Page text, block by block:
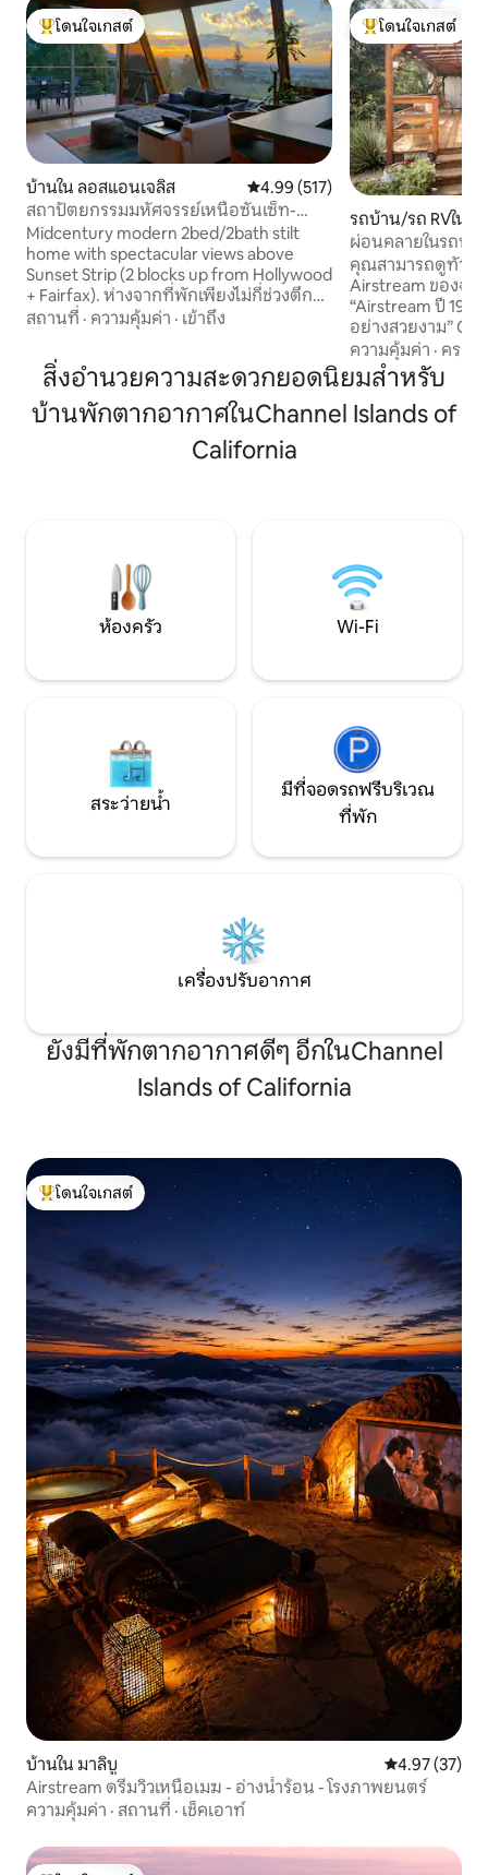
โดนใจเกสต์ที่สุด
โดนใจเกสต์
บ้านใน ลอสแอนเจลิส คะแนนเฉลี่ย 4.99 จาก 5, 517 รีวิว
4.99 (517)
สถาปัตยกรรมมหัศจรรย์เหนือซันเซ็ท-
เวสต์ฮอลลีวูดพรโมทวิว
Midcentury modern 2bed/2bath stilt
home with spectacular views above
Sunset Strip (2 blocks up from Hollywood
+ Fairfax). ห่างจากที่พักเพียงไม่กี่ช่วงตึก
แต่มีความเป็นส่วนตัวและเงียบสงบมาก การ
ระบบความร้อน/เครื่องปรับอากาศ 1
Giga/SEC Wi-Fi แบบมีสาย + ออกพร้อม
ลำโพง 11 ตัวโปรเจคเตอร์ภาพยนตร์ + ทีวี 4
เครื่อง 2 เครื่อง (Netflix ฟรี HBOMax และ
AppleTV +) ที่จอดรถ 2 คันพร้อมที่ชาร์จ
สถานที่ · ความคุ้มค่า · เข้าถึง
โดนใจเกสต์ที่สุด
โดนใจเกสต์
รถบ้าน/รถ RVใน
ผ่อนคลายในรถบ้า
เอกลักษณ์ในฟาร์
คุณสามารถดูทัวร์
Airstream ของฉัน
“Airstream ปี
อย่างสวยงาม” Condé Nest Traveler
Magazine ท็อป 40
แคลิฟอร์เนีย! พื้นที่ส่วนตัวของคุณเอง เริ่ม
ต้นฝันถึงแคลิฟอร์เ
ขนาด 33 ฟุตที่ได้
ความคุ้มค่า · ครอบ
สิ่งอำนวยความสะดวกยอดนิยมสำหรับ
บ้านพักตากอากาศในChannel Islands of
California
ห้องครัว Wi-Fi
สระว่ายน้ำ
มีที่จอดรถฟรีบริเวณ
ที่พัก
เครื่องปรับอากาศ
ยังมีที่พักตากอากาศดีๆ อีกในChannel
Islands of California
โดนใจเกสต์ที่สุด
โดนใจเกสต์
บ้านใน มาลิบู คะแนนเฉลี่ย
4.97 (37)
Airstream ดรีมวิวเหนือเมฆ - อ่างน้ำร้อน - โรงภาพยนตร์
ความคุ้มค่า · สถานที่ · เช็คเอาท์